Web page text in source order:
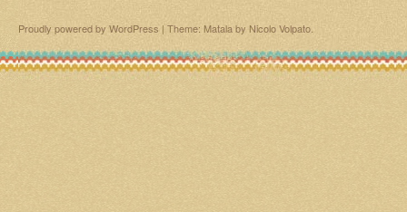
Proudly powered by WordPress | Theme: Matala by Nicolo Volpato